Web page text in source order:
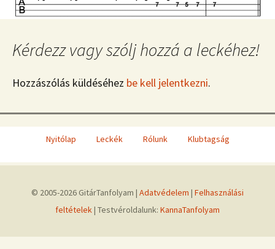
Kérdezz vagy szólj hozzá a leckéhez!
Hozzászólás küldéséhez be kell jelentkezni.
Nyitólap Leckék Rólunk Klubtagság
© 2005-2026 GitárTanfolyam | Adatvédelem | Felhasználási
feltételek | Testvéroldalunk: KannaTanfolyam